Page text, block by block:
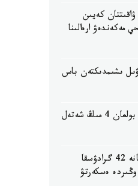
ۋاقىتتان كەيىن
مەكەندەۋ ارەالىنا
ىشىمدىكتەن باس
شىلدەدە شەكارادان وتپەك بولعان 4 مىڭ شەتەل
نايزاعاي، شاڭدى داۋىل جانە 42 گرادۋسقا
دەيىنگى اپتاپ ىستىق: 17 وڭىردە ەسكەرتۋ